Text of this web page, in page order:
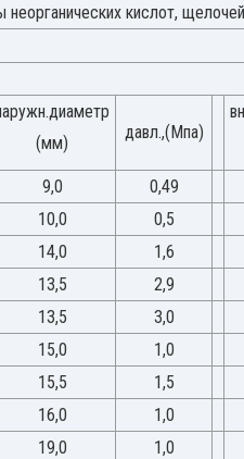
кислот,
(мм)
давл.,(Мпа)
9,0 0,49
10,0 0,5
14,0 1,6
13,5 2,9
13,5 3,0
15,0 1,0
15,5 1,5
16,0 1,0
19,0 1,0